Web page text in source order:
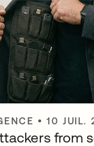
•10 JUIL.
from